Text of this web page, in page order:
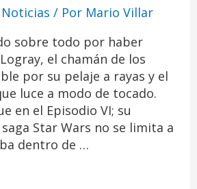
Noticias / Por Mario Villar
sobre todo por haber
el chamán de los
por su pelaje a rayas y el
luce a modo de tocado.
en el Episodio VI; su
Star Wars no se limita a
dentro de …